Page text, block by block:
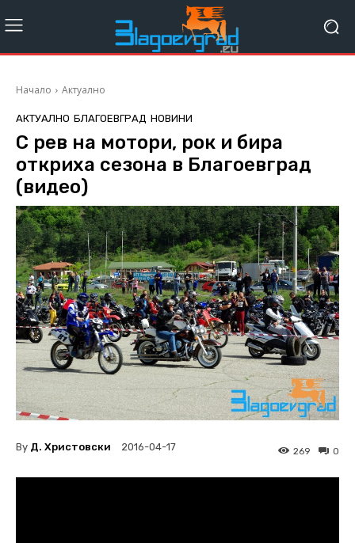
Начало Актуално
АКТУАЛНО БЛАГОЕВГРАД НОВИНИ
С рев на мотори, рок и бира
откриха сезона в Благоевград
(видео)
By Д. Христовски 2016-04-17 0
269